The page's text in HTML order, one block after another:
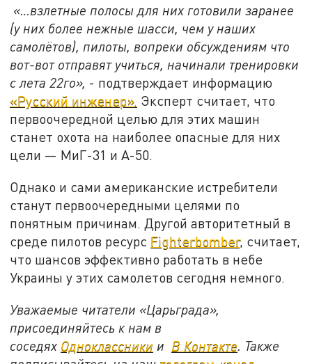
«…взлетные полосы для них готовили заранее
(у них более нежные шасси, чем у наших
самолётов), пилоты, вопреки обсуждениям что
вот-вот отправят учиться, начинали тренировки
с лета 22го», - подтверждает информацию
«Русский инженер». Эксперт считает, что
первоочередной целью для этих машин
станет охота на наиболее опасные для них
цели — МиГ-31 и А-50.
Однако и сами американские истребители
станут первоочередными целями по
понятным причинам. Другой авторитетный в
среде пилотов ресурс Fighterbomber, считает,
что шансов эффективно работать в небе
Украины у этих самолетов сегодня немного.
Уважаемые читатели «Царьграда»,
присоединяйтесь к нам в
соседях Одноклассники и В Контакте . Также